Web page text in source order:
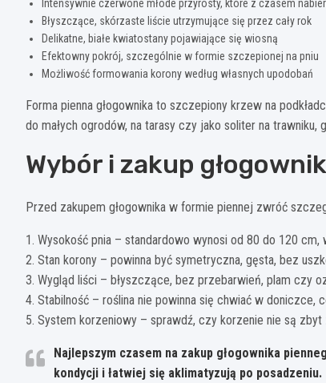
Intensywnie czerwone młode przyrosty, które z czasem
Błyszczące, skórzaste liście utrzymujące się przez cały rok
Delikatne, białe kwiatostany pojawiające się wiosną
Efektowny pokrój, szczególnie w formie szczepionej na pniu
Możliwość formowania korony według własnych upodobań
Forma pienna głogownika to szczepiony krzew na
do małych ogrodów, na tarasy czy jako soliter na
Wybór i zakup
Przed zakupem głogownika w formie piennej zwróć
1. Wysokość pnia – standardowo wynosi od 80 do 120
2. Stan korony – powinna być symetryczna, gęsta, bez
3. Wygląd liści – błyszczące, bez przebarwień, plam czy
4. Stabilność – roślina nie powinna się chwiać w doniczce,
5. System korzeniowy – sprawdź, czy korzenie nie są
Najlepszym czasem na zakup głogownika
kondycji i łatwiej się aklimatyzują po posadzeniu.